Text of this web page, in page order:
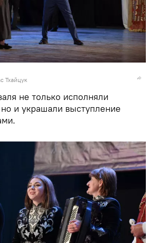
Тхайцук
не только исполняли
и украшали выступление